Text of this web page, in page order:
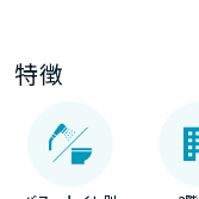
特徴